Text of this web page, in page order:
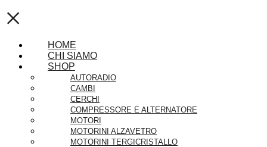
×
HOME
CHI SIAMO
SHOP
AUTORADIO
CAMBI
CERCHI
COMPRESSORE E ALTERNATORE
MOTORI
MOTORINI ALZAVETRO
MOTORINI TERGICRISTALLO